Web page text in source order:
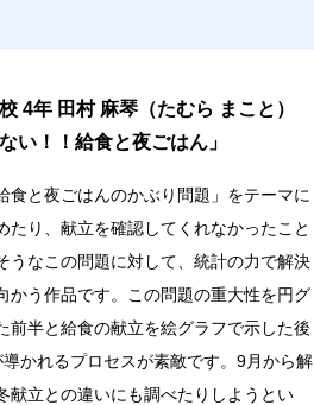
4年 田村 麻琴（たむら まこと）
い！！給食と夜ごはん」
と夜ごはんのかぶり問題」をテーマに
たり、献立を確認してくれなかったこと
うなこの問題に対して、統計の力で解決
かう作品です。この問題の重大性を円グ
前半と給食の献立を絵グラフで示した後
かれるプロセスが素敵です。9月から解
献立との違いにも調べたりしようとい